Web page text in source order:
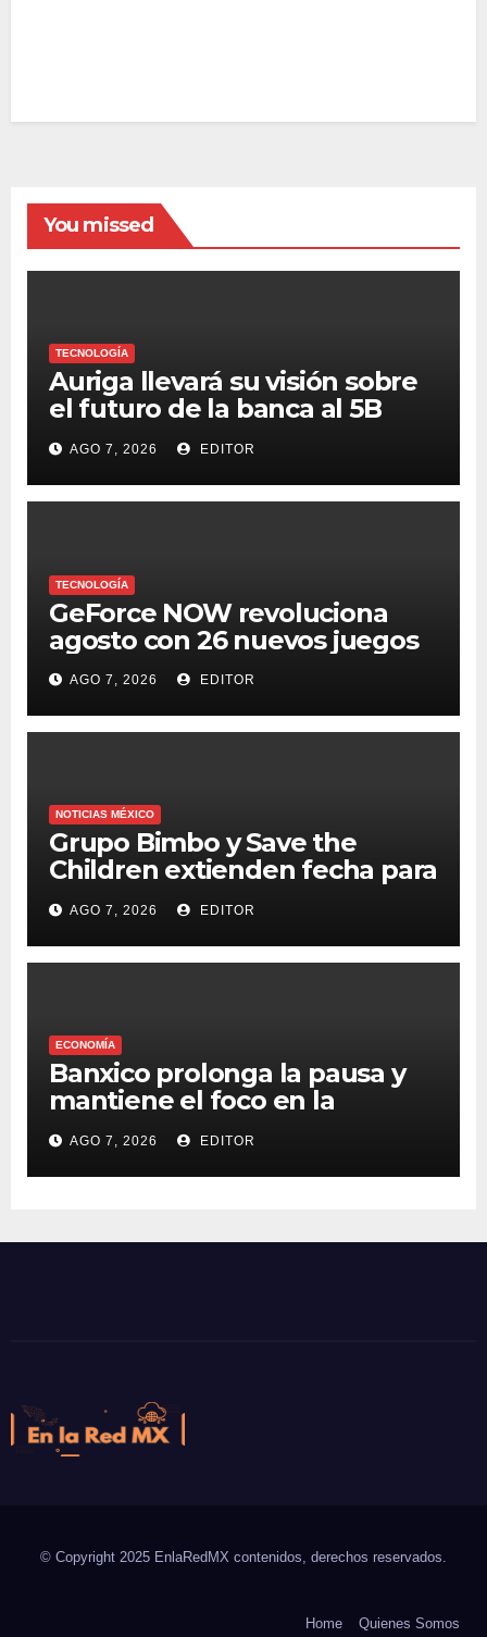
You missed
TECNOLOGÍA
Auriga llevará su visión sobre
el futuro de la banca al 5B
Digital Summit 2026
AGO 7, 2026 EDITOR
TECNOLOGÍA
GeForce NOW revoluciona
agosto con 26 nuevos juegos
AGO 7, 2026 EDITOR
NOTICIAS MÉXICO
Grupo Bimbo y Save the
Children extienden fecha para
apoyar a damnificados de
Venezuela
AGO 7, 2026 EDITOR
ECONOMÍA
Banxico prolonga la pausa y
mantiene el foco en la
inflación
AGO 7, 2026 EDITOR
© Copyright 2025 EnlaRedMX contenidos, derechos reservados.
Home Quienes Somos